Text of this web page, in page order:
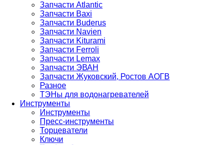
Запчасти Atlantic
Запчасти Baxi
Запчасти Buderus
Запчасти Navien
Запчасти Kiturami
Запчасти Ferroli
Запчасти Lemax
Запчасти ЭВАН
Запчасти Жуковский, Ростов АОГВ
Разное
ТЭНы для водонагревателей
Инструменты
Инструменты
Пресс-инструменты
Торцеватели
Ключи